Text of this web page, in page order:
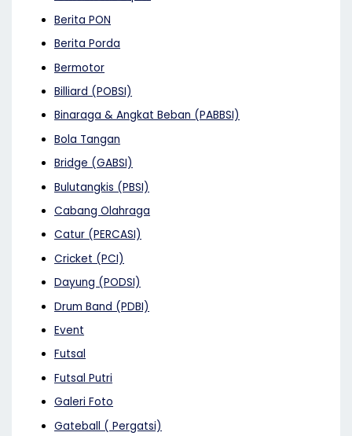
Berita PON
Berita Porda
Bermotor
Billiard (POBSI)
Binaraga & Angkat Beban (PABBSI)
Bola Tangan
Bridge (GABSI)
Bulutangkis (PBSI)
Cabang Olahraga
Catur (PERCASI)
Cricket (PCI)
Dayung (PODSI)
Drum Band (PDBI)
Event
Futsal
Futsal Putri
Galeri Foto
Gateball ( Pergatsi)